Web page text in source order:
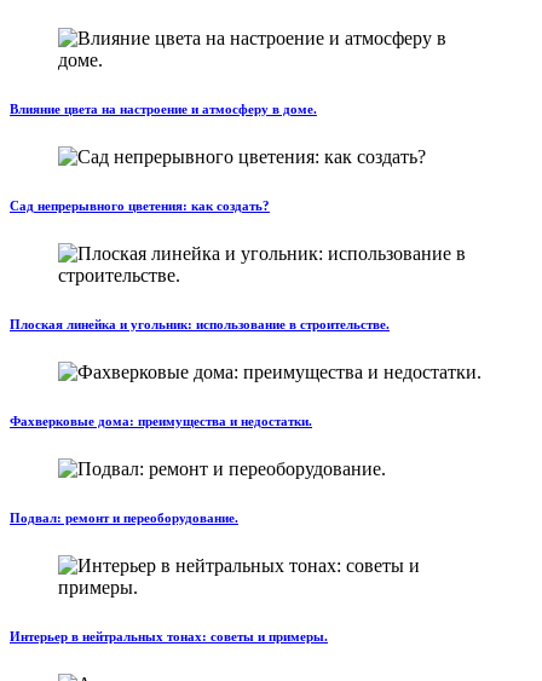
Влияние цвета на настроение и атмосферу в доме.
Сад непрерывного цветения: как создать?
Плоская линейка и угольник: использование в строительстве.
Фахверковые дома: преимущества и недостатки.
Подвал: ремонт и переоборудование.
Интерьер в нейтральных тонах: советы и примеры.